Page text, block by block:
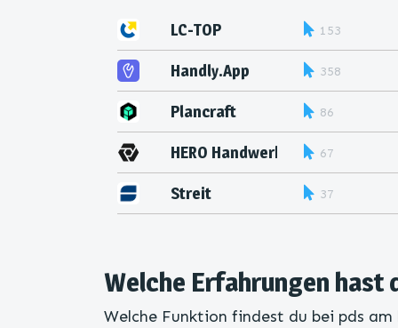
LC-TOP 153
Handly.App 358
Plancraft 86
HERO Handwerker­ Software
67
Streit 37
Welche Erfahrungen hast
Welche Funktion findest du bei pds